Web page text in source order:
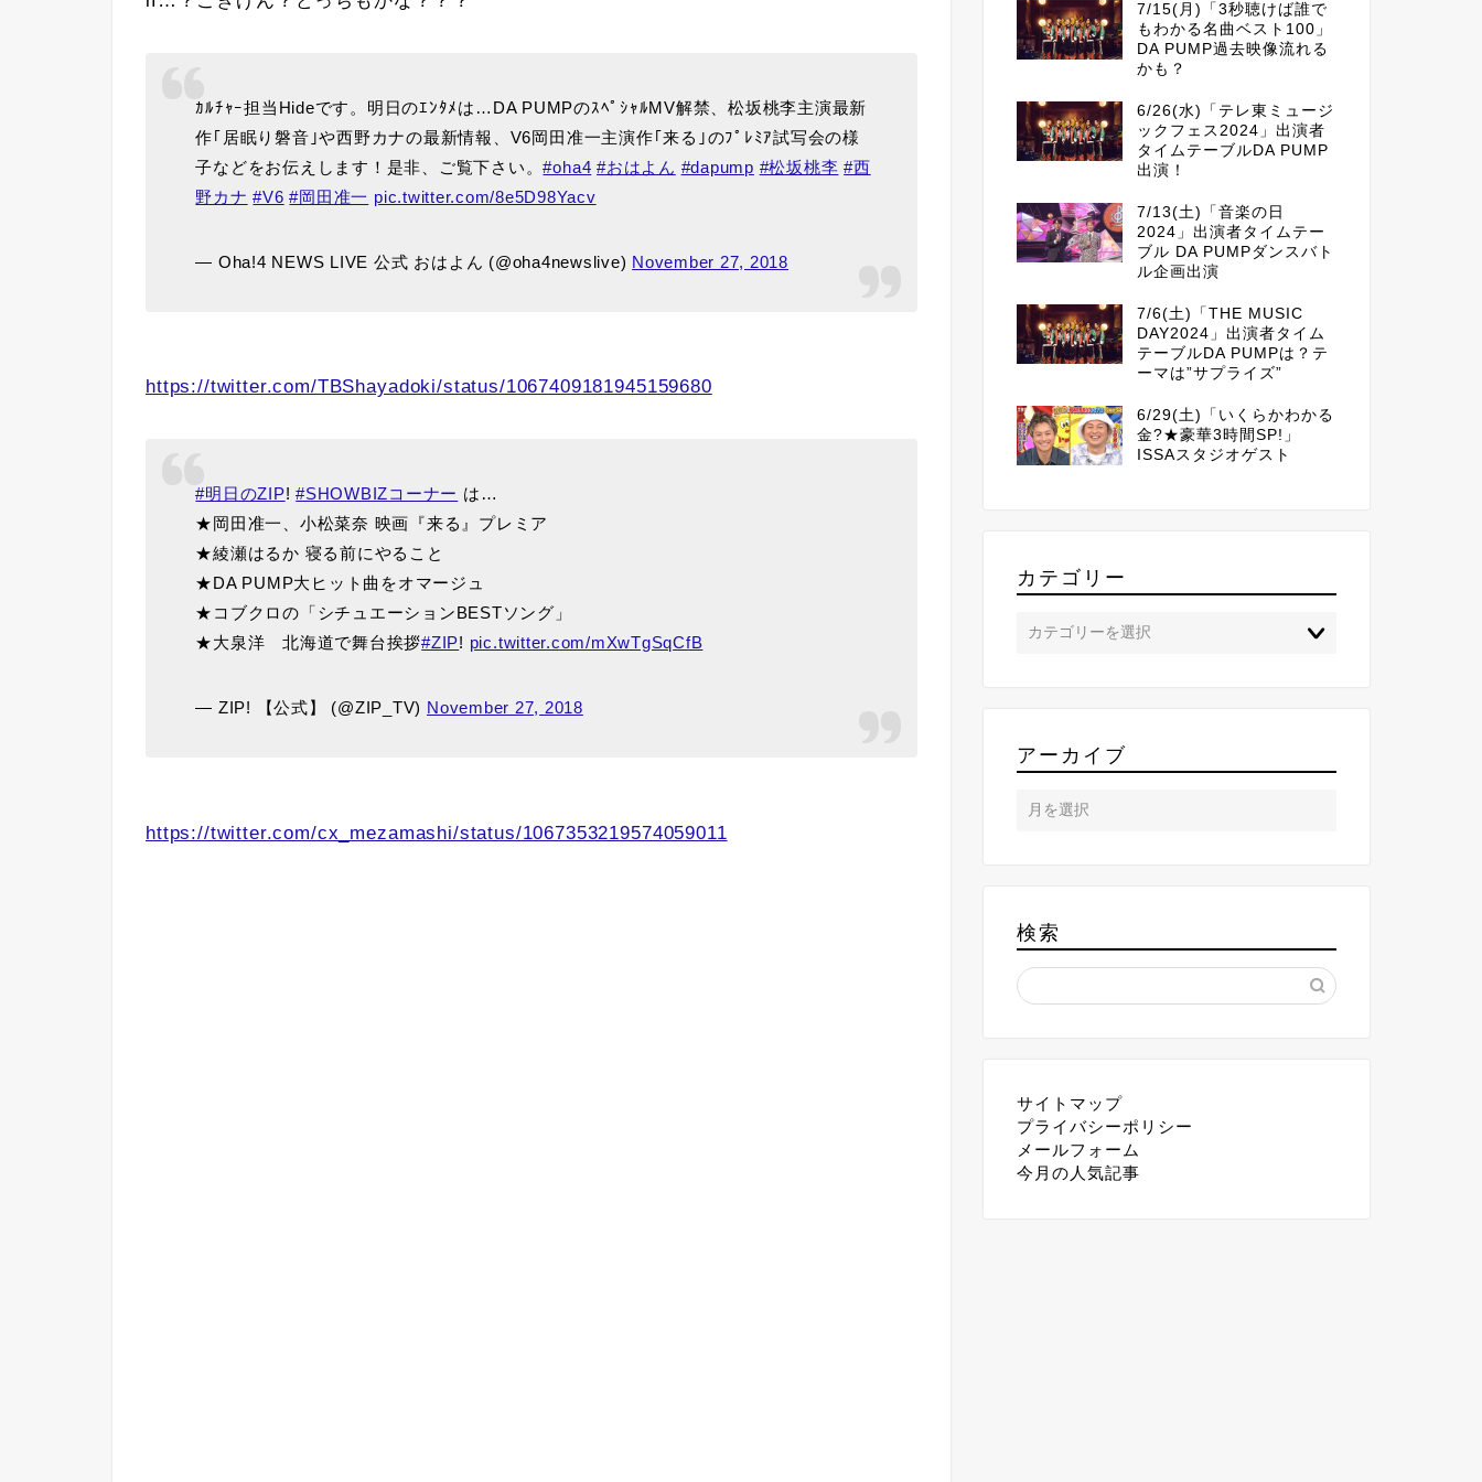
ｶﾙﾁｬｰ担当Hideです。明日のｴﾝﾀﾒは…DA PUMPのｽﾍﾟｼｬﾙMV解禁、松坂桃李主演最新
作｢居眠り磐音｣や西野カナの最新情報、V6岡田准一主演作｢来る｣のﾌﾟﾚﾐｱ試写会の様
子などをお伝えします！是非、ご覧下さい。#oha4 #おはよん #dapump #松坂桃李 #西
野カナ #V6 #岡田准一 pic.twitter.com/8e5D98Yacv
— Oha!4 NEWS LIVE 公式 おはよん (@oha4newslive) November 27, 2018
https://twitter.com/TBShayadoki/status/1067409181945159680
#明日のZIP!#SHOWBIZコーナー は…
★岡田准一、小松菜奈 映画『来る』プレミア
★綾瀬はるか 寝る前にやること
★DA PUMP大ヒット曲をオマージュ
★コブクロの「シチュエーションBESTソング」
★大泉洋 北海道で舞台挨拶#ZIP! pic.twitter.com/mXwTgSqCfB
— ZIP! 【公式】 (@ZIP_TV) November 27, 2018
https://twitter.com/cx_mezamashi/status/1067353219574059011
7/15(月)「3秒聴けば誰で
もわかる名曲ベスト100」
DA PUMP過去映像流れる
かも？
6/26(水)「テレ東ミュージ
ックフェス2024」出演者
タイムテーブルDA PUMP
出演！
7/13(土)「音楽の日
2024」出演者タイムテー
ブル DA PUMPダンスバト
ル企画出演
7/6(土)「THE MUSIC
DAY2024」出演者タイム
テーブルDA PUMPは？テ
ーマは”サプライズ”
6/29(土)「いくらかわかる
金?★豪華3時間SP!」
ISSAスタジオゲスト
カテゴリー
アーカイブ
検索
サイトマップ
プライバシーポリシー
メールフォーム
今月の人気記事